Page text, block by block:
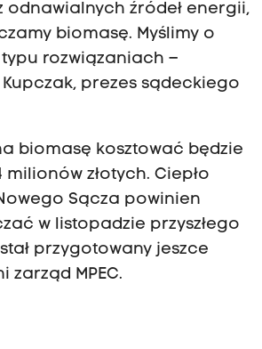
odnawialnych źródeł energii,
biomasę. Myślimy o
rozwiązaniach –
Kupczak, prezes sądeckiego
biomasę kosztować będzie
złotych. Ciepło
Sącza powinien
w listopadzie przyszłego
przygotowany jeszce
zarząd MPEC.